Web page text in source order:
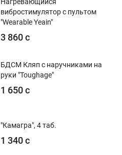
Нагревающийся
вибростимулятор с пультом
"Wearable Yeain"
3 860 с
БДСМ Кляп с наручниками на
руки "Toughage"
1 650 с
"Камагра", 4 таб.
1 340 с